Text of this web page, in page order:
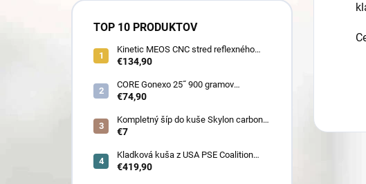
TOP 10 PRODUKTOV
Kinetic MEOS CNC stred reflexného
luku 21˝ pre deti 900 gramov
€134,90
CORE Gonexo 25˝ 900 gramov
jednofarebný (ľahký stred pre mužov,
!!
€74,90
Kompletný šíp do kuše Skylon carbon
3K z pevného karbónu v rozmeroch
quill a diablo
€7
Kladková kuša z USA PSE Coalition
frontier 380 fps (80178) - superakcia !
€419,90